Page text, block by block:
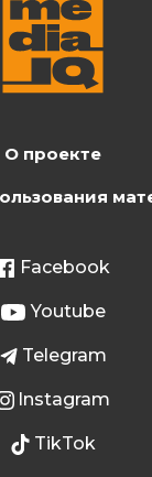
О проекте
Facebook
Youtube
Telegram
Instagram
TikTok